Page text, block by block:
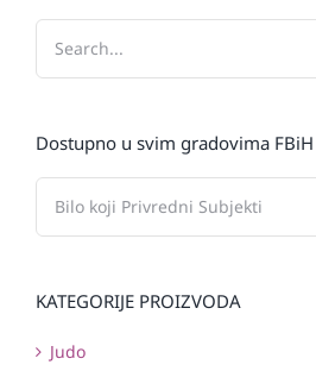
Dostupno u svim gradovima FBiH
KATEGORIJE PROIZVODA
Judo